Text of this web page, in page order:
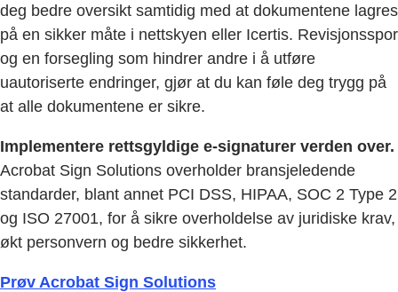
deg bedre oversikt samtidig med at dokumentene lagres
på en sikker måte i nettskyen eller Icertis. Revisjonsspor
og en forsegling som hindrer andre i å utføre
uautoriserte endringer, gjør at du kan føle deg trygg på
at alle dokumentene er sikre.
Implementere rettsgyldige e-signaturer verden over.
Acrobat Sign Solutions overholder bransjeledende
standarder, blant annet PCI DSS, HIPAA, SOC 2 Type 2
og ISO 27001, for å sikre overholdelse av juridiske krav,
økt personvern og bedre sikkerhet.
Prøv Acrobat Sign Solutions